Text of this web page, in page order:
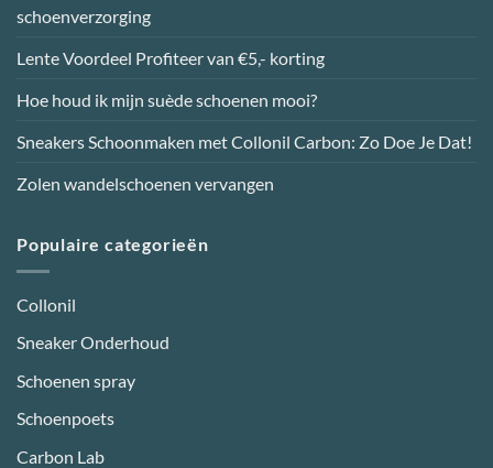
schoenverzorging
Lente Voordeel Profiteer van €5,- korting
Hoe houd ik mijn suède schoenen mooi?
Sneakers Schoonmaken met Collonil Carbon: Zo Doe Je Dat!
Zolen wandelschoenen vervangen
Populaire categorieën
Collonil
Sneaker Onderhoud
Schoenen spray
Schoenpoets
Carbon Lab